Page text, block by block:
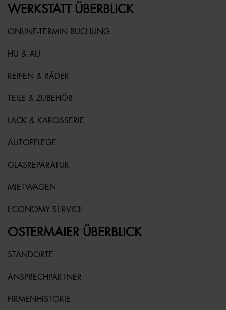
WERKSTATT ÜBERBLICK
ONLINE-TERMIN BUCHUNG
HU & AU
REIFEN & RÄDER
TEILE & ZUBEHÖR
LACK & KAROSSERIE
AUTOPFLEGE
GLASREPARATUR
MIETWAGEN
ECONOMY SERVICE
OSTERMAIER ÜBERBLICK
STANDORTE
ANSPRECHPARTNER
FIRMENHISTORIE